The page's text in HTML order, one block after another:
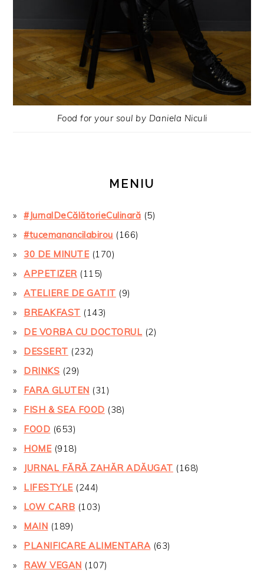
Food for your soul by Daniela Niculi
MENIU
#JurnalDeCălătorieCulinară (5)
#tucemanancilabirou (166)
30 DE MINUTE(170)
APPETIZER (115)
ATELIERE DE GATIT (9)
BREAKFAST (143)
DE VORBA CU DOCTORUL (2)
DESSERT (232)
DRINKS (29)
FARA GLUTEN (31)
FISH & SEA FOOD (38)
FOOD (653)
HOME(918)
JURNAL FĂRĂ ZAHĂR ADĂUGAT (168)
LIFESTYLE(244)
LOW CARB (103)
MAIN (189)
PLANIFICARE ALIMENTARA (63)
RAW VEGAN (107)